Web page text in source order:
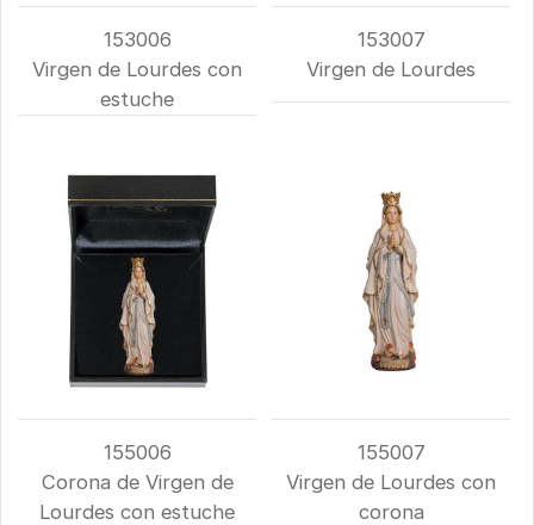
153006
Virgen de Lourdes con
estuche
153007
Virgen de Lourdes
155006
Corona de Virgen de
Lourdes con estuche
155007
Virgen de Lourdes con
corona